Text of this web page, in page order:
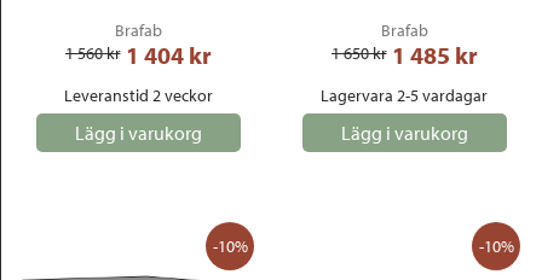
Brafab
1 560 kr 1 404 kr
Leveranstid 2 veckor
Lägg i varukorg
Brafab
1 650 kr 1 485 kr
Lagervara 2-5 vardagar
Lägg i varukorg
-10% -10%